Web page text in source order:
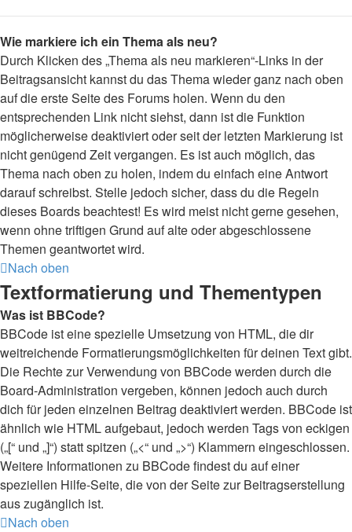
Wie markiere ich ein Thema als neu?
Durch Klicken des „Thema als neu markieren“-Links in der
Beitragsansicht kannst du das Thema wieder ganz nach oben
auf die erste Seite des Forums holen. Wenn du den
entsprechenden Link nicht siehst, dann ist die Funktion
möglicherweise deaktiviert oder seit der letzten Markierung ist
nicht genügend Zeit vergangen. Es ist auch möglich, das
Thema nach oben zu holen, indem du einfach eine Antwort
darauf schreibst. Stelle jedoch sicher, dass du die Regeln
dieses Boards beachtest! Es wird meist nicht gerne gesehen,
wenn ohne triftigen Grund auf alte oder abgeschlossene
Themen geantwortet wird.
Nach oben
Textformatierung und Thementypen
Was ist BBCode?
BBCode ist eine spezielle Umsetzung von HTML, die dir
weitreichende Formatierungsmöglichkeiten für deinen Text gibt.
Die Rechte zur Verwendung von BBCode werden durch die
Board-Administration vergeben, können jedoch auch durch
dich für jeden einzelnen Beitrag deaktiviert werden. BBCode ist
ähnlich wie HTML aufgebaut, jedoch werden Tags von eckigen
(„[“ und „]“) statt spitzen („<“ und „>“) Klammern eingeschlossen.
Weitere Informationen zu BBCode findest du auf einer
speziellen Hilfe-Seite, die von der Seite zur Beitragserstellung
aus zugänglich ist.
Nach oben